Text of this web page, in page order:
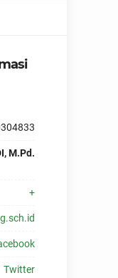
M.Pd.
+
Twitter